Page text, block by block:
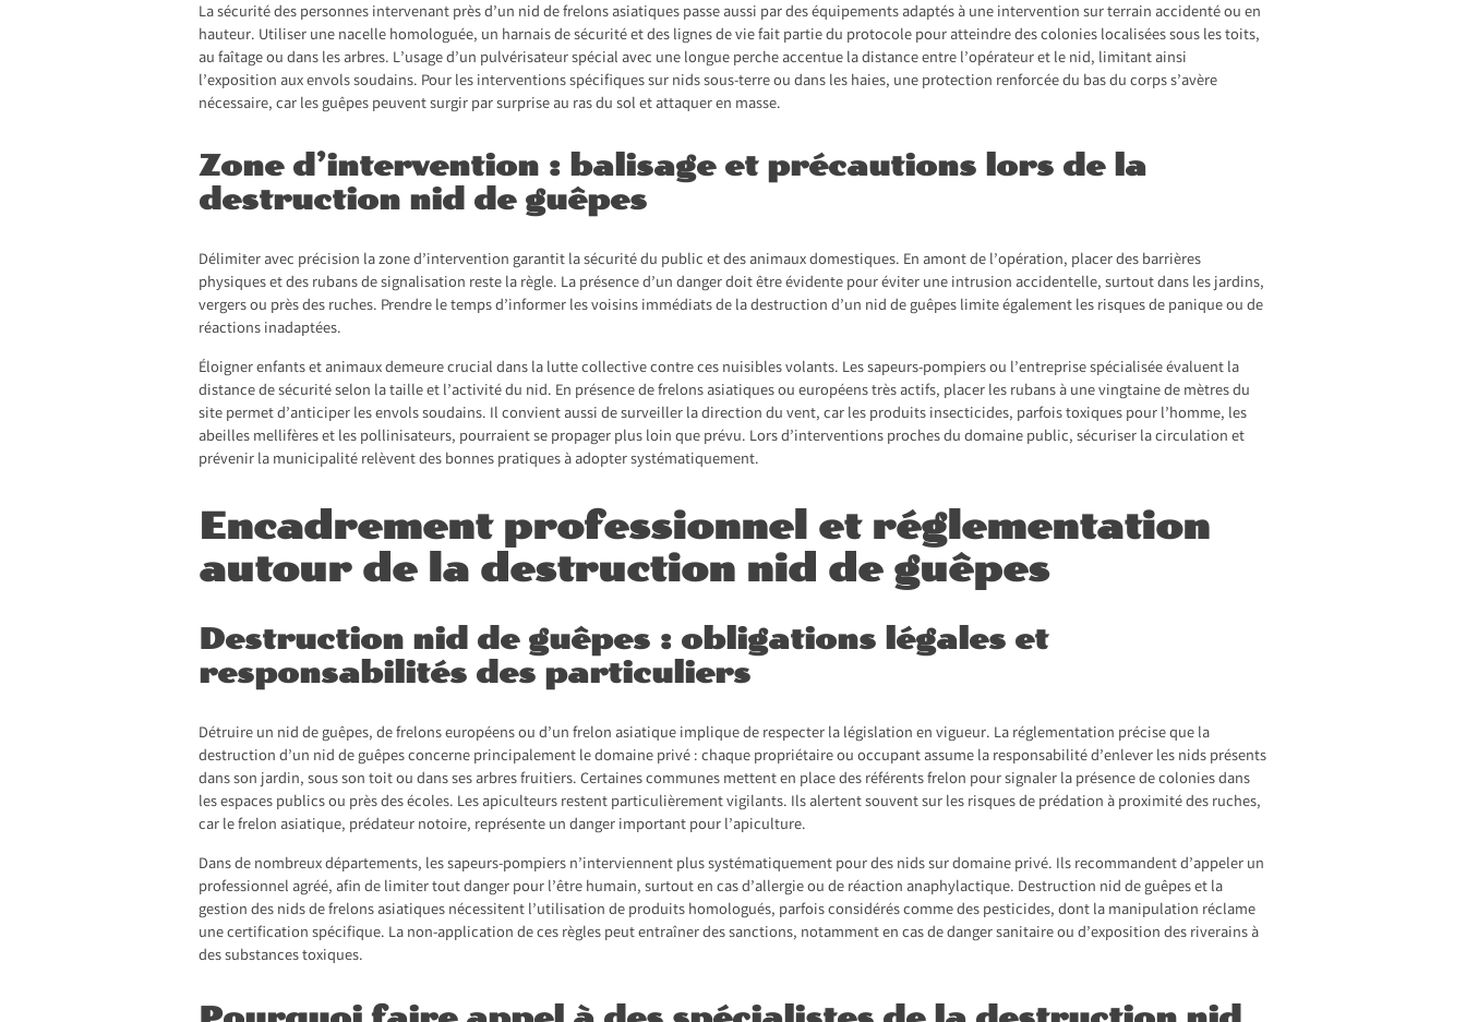
La sécurité des personnes intervenant près d’un nid de frelons asiatiques passe aussi par des équipements adaptés à une intervention sur terrain accidenté ou en
hauteur. Utiliser une nacelle homologuée, un harnais de sécurité et des lignes de vie fait partie du protocole pour atteindre des colonies localisées sous les toits,
au faîtage ou dans les arbres. L’usage d’un pulvérisateur spécial avec une longue perche accentue la distance entre l’opérateur et le nid, limitant ainsi
l’exposition aux envols soudains. Pour les interventions spécifiques sur nids sous-terre ou dans les haies, une protection renforcée du bas du corps s’avère
nécessaire, car les guêpes peuvent surgir par surprise au ras du sol et attaquer en masse.
Zone d’intervention : balisage et précautions lors de la
destruction nid de guêpes
Délimiter avec précision la zone d’intervention garantit la sécurité du public et des animaux domestiques. En amont de l’opération, placer des barrières
physiques et des rubans de signalisation reste la règle. La présence d’un danger doit être évidente pour éviter une intrusion accidentelle, surtout dans les jardins,
vergers ou près des ruches. Prendre le temps d’informer les voisins immédiats de la destruction d’un nid de guêpes limite également les risques de panique ou de
réactions inadaptées.
Éloigner enfants et animaux demeure crucial dans la lutte collective contre ces nuisibles volants. Les sapeurs-pompiers ou l’entreprise spécialisée évaluent la
distance de sécurité selon la taille et l’activité du nid. En présence de frelons asiatiques ou européens très actifs, placer les rubans à une vingtaine de mètres du
site permet d’anticiper les envols soudains. Il convient aussi de surveiller la direction du vent, car les produits insecticides, parfois toxiques pour l’homme, les
abeilles mellifères et les pollinisateurs, pourraient se propager plus loin que prévu. Lors d’interventions proches du domaine public, sécuriser la circulation et
prévenir la municipalité relèvent des bonnes pratiques à adopter systématiquement.
Encadrement professionnel et réglementation
autour de la destruction nid de guêpes
Destruction nid de guêpes : obligations légales et
responsabilités des particuliers
Détruire un nid de guêpes, de frelons européens ou d’un frelon asiatique implique de respecter la législation en vigueur. La réglementation précise que la
destruction d’un nid de guêpes concerne principalement le domaine privé : chaque propriétaire ou occupant assume la responsabilité d’enlever les nids présents
dans son jardin, sous son toit ou dans ses arbres fruitiers. Certaines communes mettent en place des référents frelon pour signaler la présence de colonies dans
les espaces publics ou près des écoles. Les apiculteurs restent particulièrement vigilants. Ils alertent souvent sur les risques de prédation à proximité des ruches,
car le frelon asiatique, prédateur notoire, représente un danger important pour l’apiculture.
Dans de nombreux départements, les sapeurs-pompiers n’interviennent plus systématiquement pour des nids sur domaine privé. Ils recommandent d’appeler un
professionnel agréé, afin de limiter tout danger pour l’être humain, surtout en cas d’allergie ou de réaction anaphylactique. Destruction nid de guêpes et la
gestion des nids de frelons asiatiques nécessitent l’utilisation de produits homologués, parfois considérés comme des pesticides, dont la manipulation réclame
une certification spécifique. La non-application de ces règles peut entraîner des sanctions, notamment en cas de danger sanitaire ou d’exposition des riverains à
des substances toxiques.